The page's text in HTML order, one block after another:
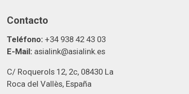
Contacto
Teléfono: +34 938 42 43 03
E-Mail: asialink@asialink.es
C/ Roquerols 12, 2c, 08430 La
Roca del Vallès, España